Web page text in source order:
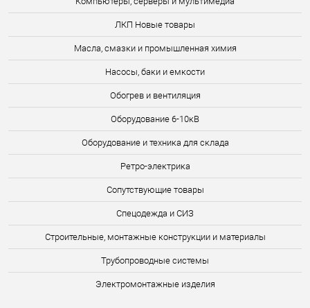
ЛКП Новые товары
Масла, смазки и промышленная химия
Насосы, баки и емкости
Обогрев и вентиляция
Оборудование 6-10кВ
Оборудование и техника для склада
Ретро-электрика
Сопутствующие товары
Спецодежда и СИЗ
Строительные, монтажные конструкции и материалы
Трубопроводные системы
Электромонтажные изделия